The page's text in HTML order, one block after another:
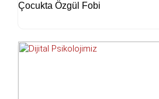
Çocukta Özgül Fobi